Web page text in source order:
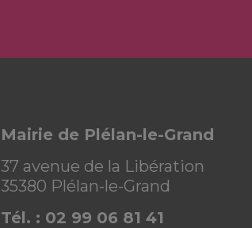
Mairie de Plélan-le-Grand
37 avenue de la Libération
35380 Plélan-le-Grand
Tél. : 02 99 06 81 41